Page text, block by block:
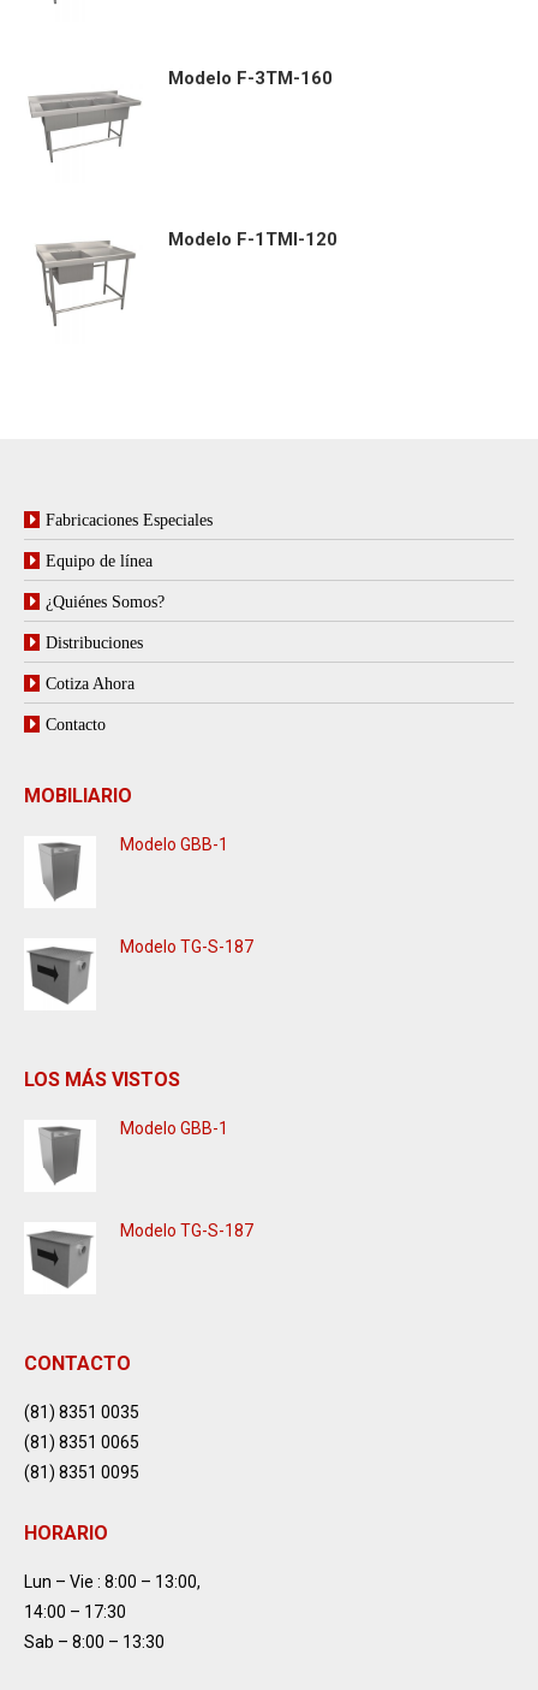
Modelo F-3TM-160
Modelo F-1TMI-120
Fabricaciones Especiales
Equipo de línea
¿Quiénes Somos?
Distribuciones
Cotiza Ahora
Contacto
MOBILIARIO
Modelo GBB-1
Modelo TG-S-187
LOS MÁS VISTOS
Modelo GBB-1
Modelo TG-S-187
CONTACTO
(81) 8351 0035
(81) 8351 0065
(81) 8351 0095
HORARIO
Lun – Vie : 8:00 – 13:00,
14:00 – 17:30
Sab – 8:00 – 13:30